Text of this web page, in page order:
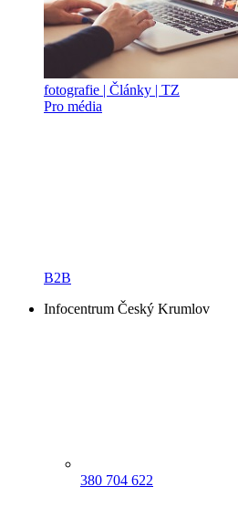
fotografie | Články | TZ
Pro média
B2B
Infocentrum Český Krumlov
380 704 622